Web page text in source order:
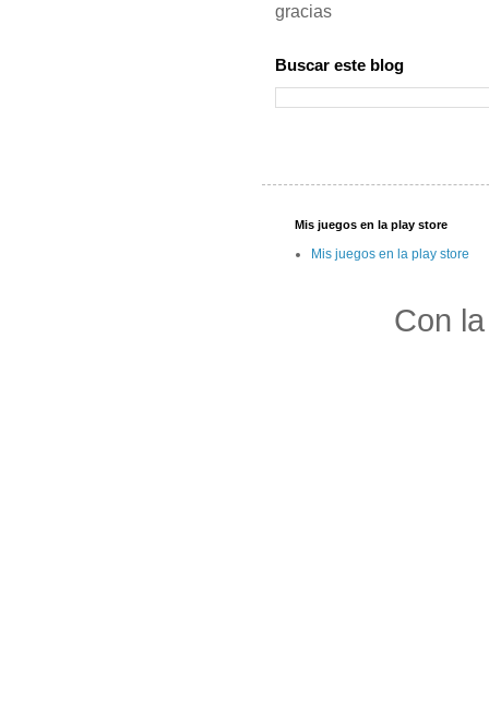
gracias
Buscar este blog
Mis juegos en la play store
Mis juegos en la play store
Con